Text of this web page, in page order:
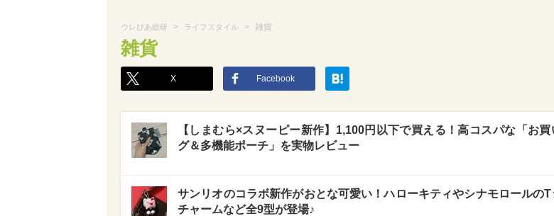
ウレぴあ総研 > ライフスタイル > 雑貨
雑貨
X Facebook
【しまむら×スヌーピー新作】1,100円以下で買える！高コスパな「お買
グ＆多機能ポーチ」を実物レビュー
サンリオのコラボ新作がおとな可愛い！ハローキティやシナモロールの
チャームなど全9型が登場♪